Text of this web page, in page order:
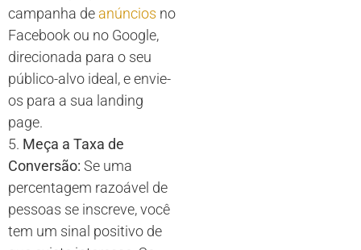
campanha de anúncios no
Facebook ou no Google,
direcionada para o seu
público-alvo ideal, e envie-
os para a sua landing
page.
5. Meça a Taxa de
Conversão: Se uma
percentagem razoável de
pessoas se inscreve, você
tem um sinal positivo de